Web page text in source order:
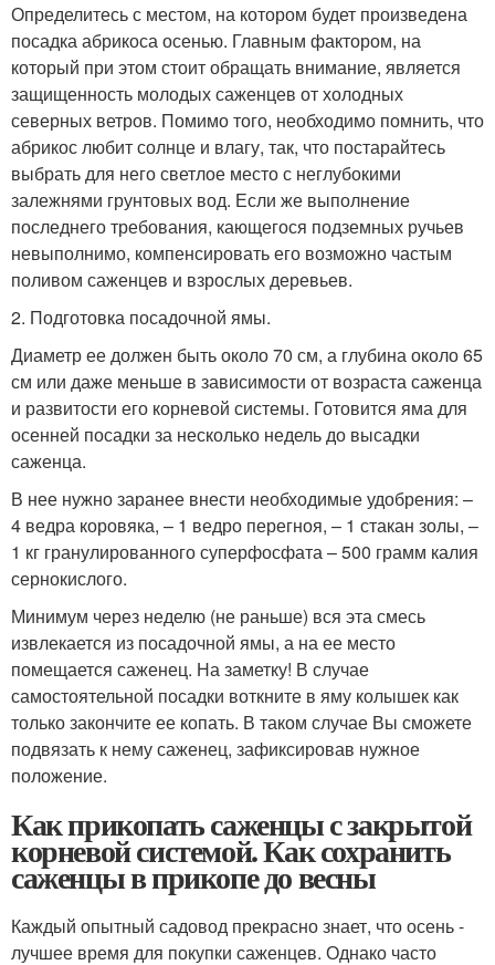
Определитесь с местом, на котором будет произведена
посадка абрикоса осенью. Главным фактором, на
который при этом стоит обращать внимание, является
защищенность молодых саженцев от холодных
северных ветров. Помимо того, необходимо помнить, что
абрикос любит солнце и влагу, так, что постарайтесь
выбрать для него светлое место с неглубокими
залежнями грунтовых вод. Если же выполнение
последнего требования, кающегося подземных ручьев
невыполнимо, компенсировать его возможно частым
поливом саженцев и взрослых деревьев.
2. Подготовка посадочной ямы.
Диаметр ее должен быть около 70 см, а глубина около 65
см или даже меньше в зависимости от возраста саженца
и развитости его корневой системы. Готовится яма для
осенней посадки за несколько недель до высадки
саженца.
В нее нужно заранее внести необходимые удобрения: –
4 ведра коровяка, – 1 ведро перегноя, – 1 стакан золы, –
1 кг гранулированного суперфосфата – 500 грамм калия
сернокислого.
Минимум через неделю (не раньше) вся эта смесь
извлекается из посадочной ямы, а на ее место
помещается саженец. На заметку! В случае
самостоятельной посадки воткните в яму колышек как
только закончите ее копать. В таком случае Вы сможете
подвязать к нему саженец, зафиксировав нужное
положение.
Как прикопать саженцы с закрытой
корневой системой. Как сохранить
саженцы в прикопе до весны
Каждый опытный садовод прекрасно знает, что осень -
лучшее время для покупки саженцев. Однако часто